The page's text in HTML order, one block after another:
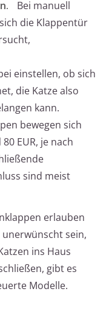
Bei manuell
die Klappentür
einstellen, ob sich
die Katze also
kann.
bewegen sich
EUR, je nach
sind meist
erlauben
sein,
ins Haus
gibt es
Modelle.